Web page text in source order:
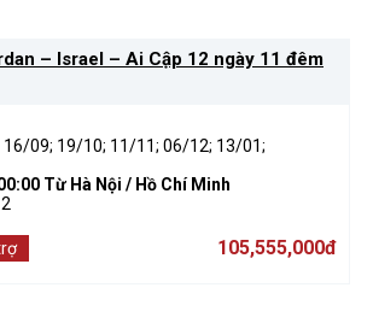
– Israel – Ai Cập 12 ngày 11 đêm
16/09; 19/10; 11/11; 06/12; 13/01;
Từ Hà Nội / Hồ Chí Minh
105,555,000đ